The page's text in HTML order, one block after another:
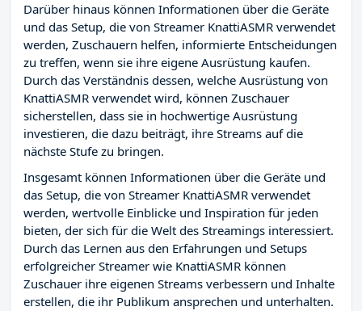
Darüber hinaus können Informationen über die Geräte
und das Setup, die von Streamer KnattiASMR verwendet
werden, Zuschauern helfen, informierte Entscheidungen
zu treffen, wenn sie ihre eigene Ausrüstung kaufen.
Durch das Verständnis dessen, welche Ausrüstung von
KnattiASMR verwendet wird, können Zuschauer
sicherstellen, dass sie in hochwertige Ausrüstung
investieren, die dazu beiträgt, ihre Streams auf die
nächste Stufe zu bringen.
Insgesamt können Informationen über die Geräte und
das Setup, die von Streamer KnattiASMR verwendet
werden, wertvolle Einblicke und Inspiration für jeden
bieten, der sich für die Welt des Streamings interessiert.
Durch das Lernen aus den Erfahrungen und Setups
erfolgreicher Streamer wie KnattiASMR können
Zuschauer ihre eigenen Streams verbessern und Inhalte
erstellen, die ihr Publikum ansprechen und unterhalten.